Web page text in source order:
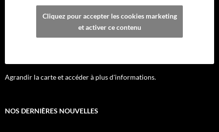
Cliquez pour accepter les cookies marketing
et activer ce contenu
Agrandir la carte et accéder à plus d'informations.
NOS DERNIÈRES NOUVELLES